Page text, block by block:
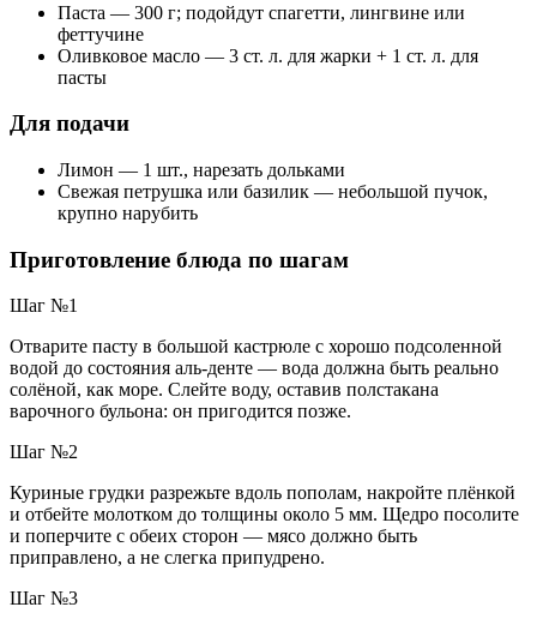
Паста — 300 г; подойдут спагетти, лингвине или
феттучине
Оливковое масло — 3 ст. л. для жарки + 1 ст. л. для
пасты
Для подачи
Лимон — 1 шт., нарезать дольками
Свежая петрушка или базилик — небольшой пучок,
крупно нарубить
Приготовление блюда по шагам
Шаг №1
Отварите пасту в большой кастрюле с хорошо подсоленной
водой до состояния аль-денте — вода должна быть реально
солёной, как море. Слейте воду, оставив полстакана
варочного бульона: он пригодится позже.
Шаг №2
Куриные грудки разрежьте вдоль пополам, накройте плёнкой
и отбейте молотком до толщины около 5 мм. Щедро посолите
и поперчите с обеих сторон — мясо должно быть
приправлено, а не слегка припудрено.
Шаг №3